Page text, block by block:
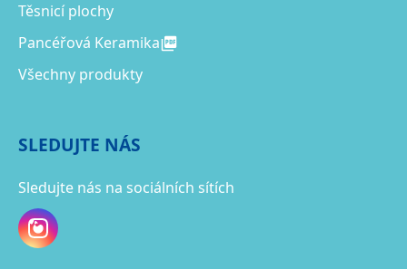
Těsnicí plochy
Pancéřová Keramika
Všechny produkty
SLEDUJTE NÁS
Sledujte nás na sociálních sítích